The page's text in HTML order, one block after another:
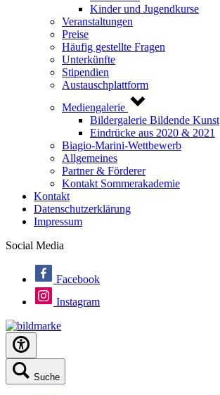
Kinder und Jugendkurse
Veranstaltungen
Preise
Häufig gestellte Fragen
Unterkünfte
Stipendien
Austauschplattform
Mediengalerie
Bildergalerie Bildende Kunst
Eindrücke aus 2020 & 2021
Biagio-Marini-Wettbewerb
Allgemeines
Partner & Förderer
Kontakt Sommerakademie
Kontakt
Datenschutzerklärung
Impressum
Social Media
Facebook
Instagram
Suche